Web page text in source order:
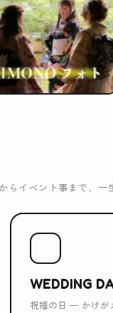
イベント事まで、一
WEDDING
祝福の日 — かけが